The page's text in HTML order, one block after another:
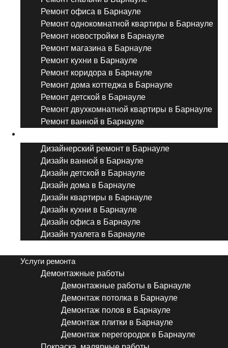
Ремонт офиса в Барнауле
Ремонт однокомнатной квартиры в Барнауле
Ремонт новостройки в Барнауле
Ремонт магазина в Барнауле
Ремонт кухни в Барнауле
Ремонт коридора в Барнауле
Ремонт дома коттеджа в Барнауле
Ремонт детской в Барнауле
Ремонт двухкомнатной квартиры в Барнауле
Ремонт ванной в Барнауле
Дизайнерский ремонт в Барнауле
Дизайн ванной в Барнауле
Дизайн детской в Барнауле
Дизайн дома в Барнауле
Дизайн квартиры в Барнауле
Дизайн кухни в Барнауле
Дизайн офиса в Барнауле
Дизайн туалета в Барнауле
Услуги ремонта
Демонтажные работы
Демонтажные работы в Барнауле
Демонтаж потолка в Барнауле
Демонтаж полов в Барнауле
Демонтаж плитки в Барнауле
Демонтаж перегородок в Барнауле